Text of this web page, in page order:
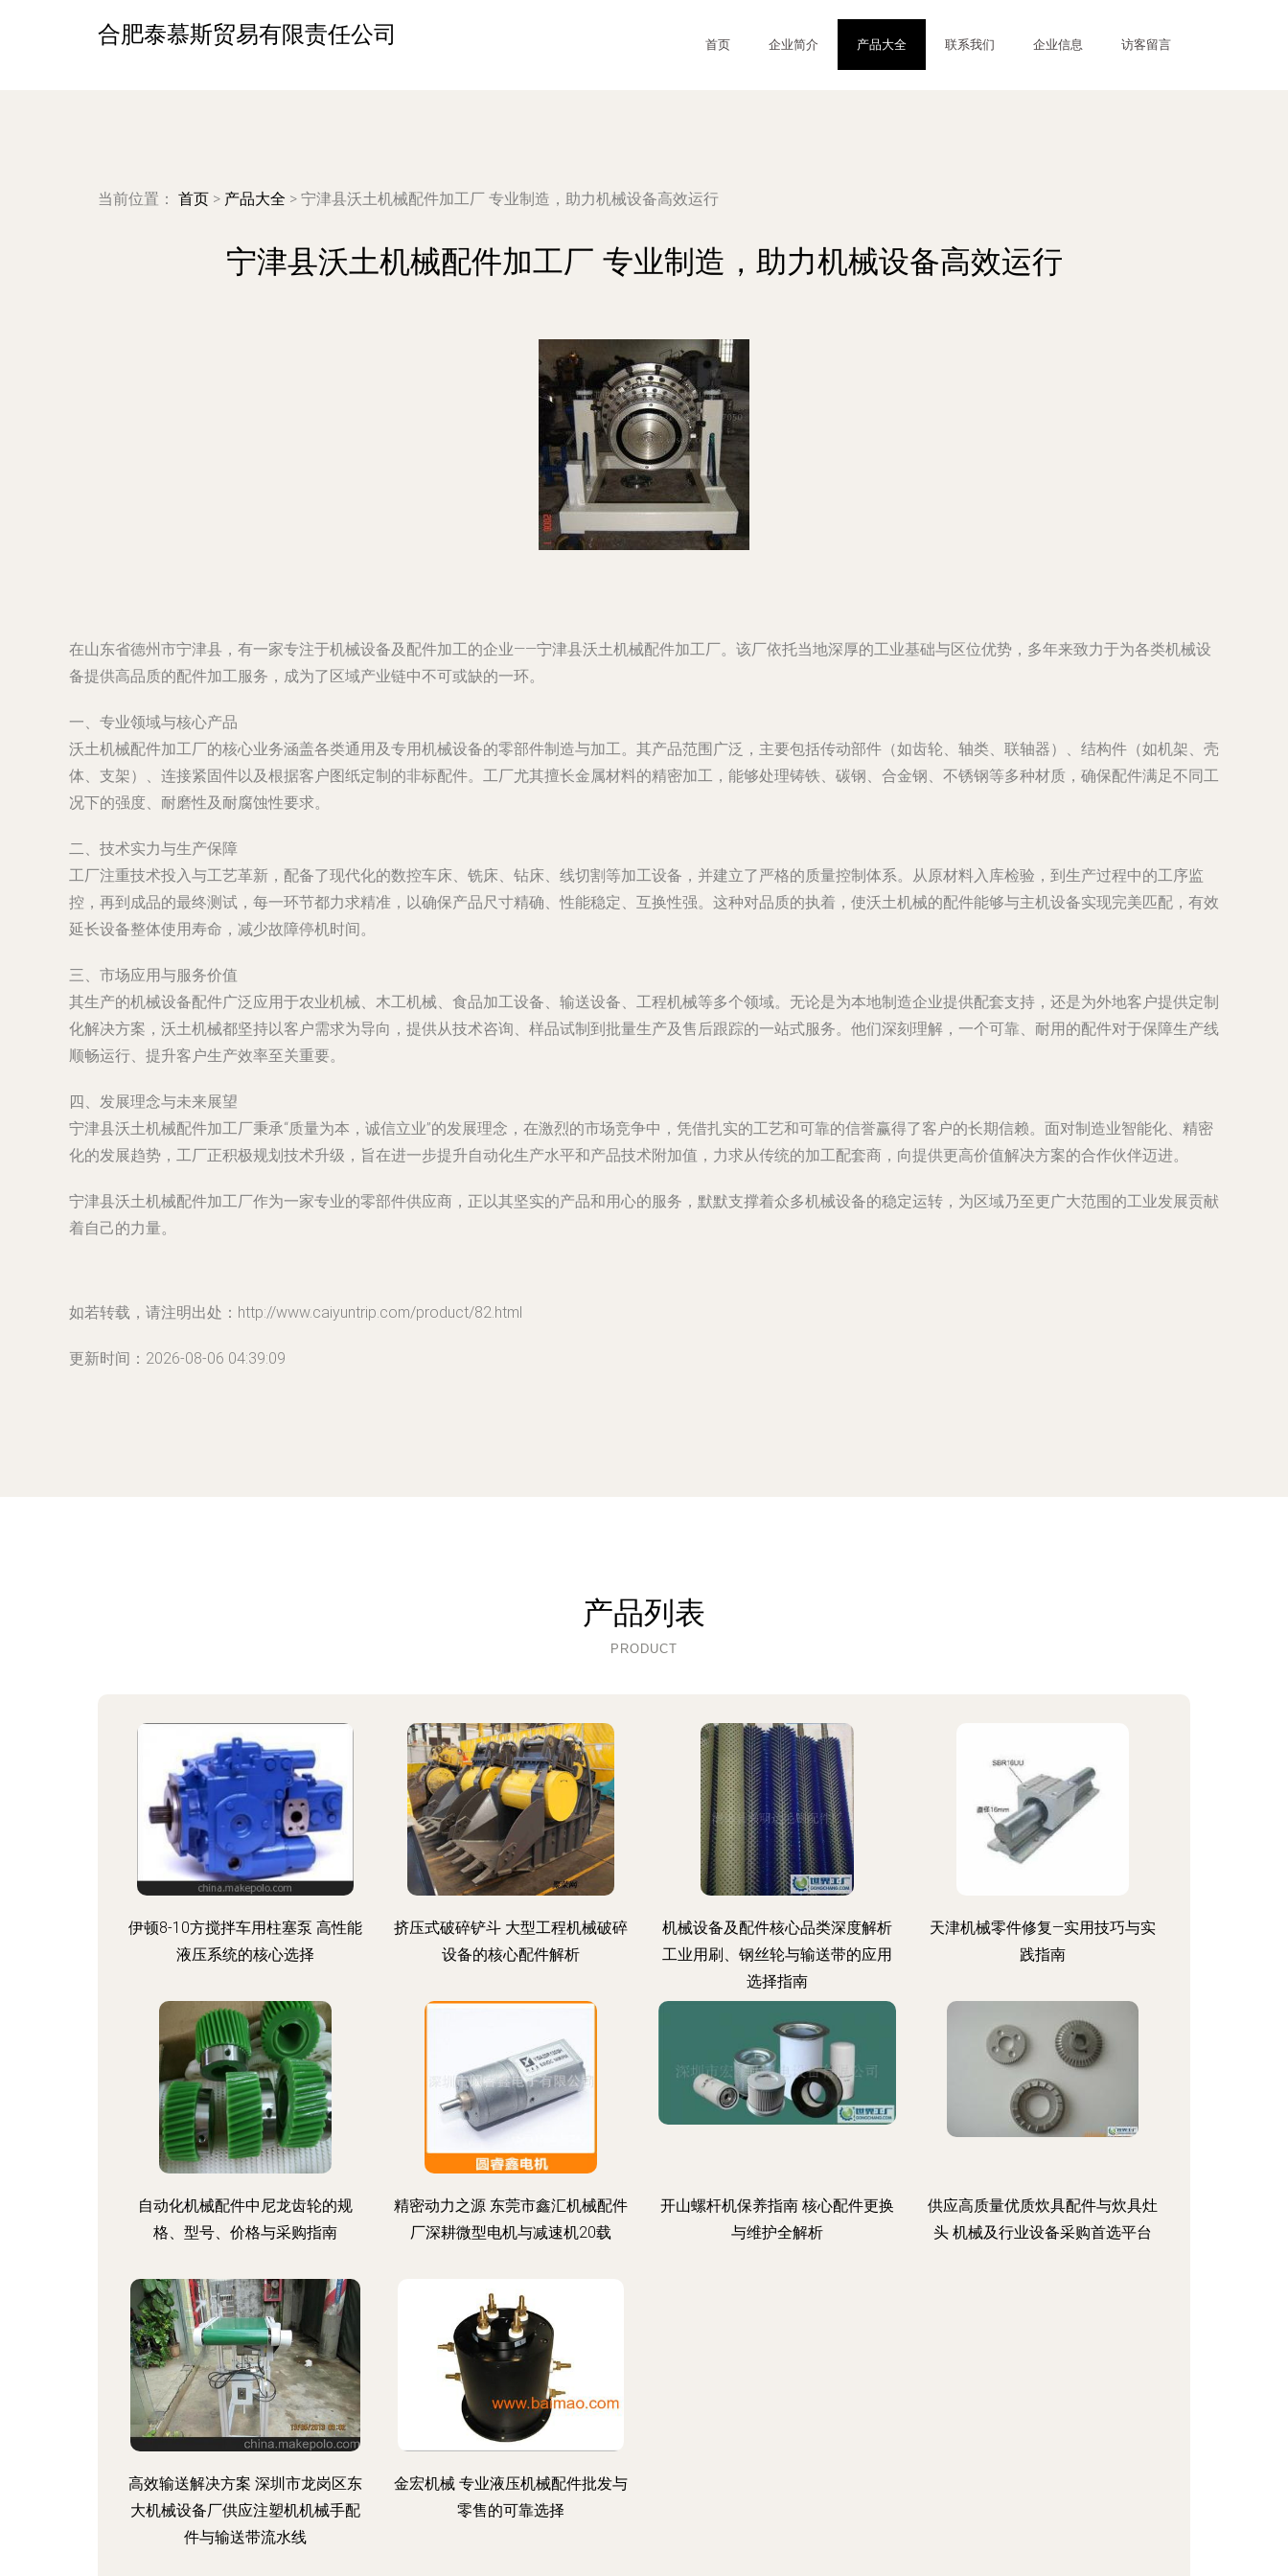
合肥泰慕斯贸易有限责任公司 首页 企业简介 产品大全 联系我们 企业信息 访客留言
当前位置： 首页 > 产品大全 > 宁津县沃土机械配件加工厂 专业制造，助力机械设备高效运行
宁津县沃土机械配件加工厂 专业制造，助力机械设备高效运行
在山东省德州市宁津县，有一家专注于机械设备及配件加工的企业——宁津县沃土机械配件加工厂。该厂依托当地深厚的工业基础与区位优势，多年来致力于为各类机械设
备提供高品质的配件加工服务，成为了区域产业链中不可或缺的一环。
一、专业领域与核心产品
沃土机械配件加工厂的核心业务涵盖各类通用及专用机械设备的零部件制造与加工。其产品范围广泛，主要包括传动部件（如齿轮、轴类、联轴器）、结构件（如机架、壳
体、支架）、连接紧固件以及根据客户图纸定制的非标配件。工厂尤其擅长金属材料的精密加工，能够处理铸铁、碳钢、合金钢、不锈钢等多种材质，确保配件满足不同工
况下的强度、耐磨性及耐腐蚀性要求。
二、技术实力与生产保障
工厂注重技术投入与工艺革新，配备了现代化的数控车床、铣床、钻床、线切割等加工设备，并建立了严格的质量控制体系。从原材料入库检验，到生产过程中的工序监
控，再到成品的最终测试，每一环节都力求精准，以确保产品尺寸精确、性能稳定、互换性强。这种对品质的执着，使沃土机械的配件能够与主机设备实现完美匹配，有效
延长设备整体使用寿命，减少故障停机时间。
三、市场应用与服务价值
其生产的机械设备配件广泛应用于农业机械、木工机械、食品加工设备、输送设备、工程机械等多个领域。无论是为本地制造企业提供配套支持，还是为外地客户提供定制
化解决方案，沃土机械都坚持以客户需求为导向，提供从技术咨询、样品试制到批量生产及售后跟踪的一站式服务。他们深刻理解，一个可靠、耐用的配件对于保障生产线
顺畅运行、提升客户生产效率至关重要。
四、发展理念与未来展望
宁津县沃土机械配件加工厂秉承“质量为本，诚信立业”的发展理念，在激烈的市场竞争中，凭借扎实的工艺和可靠的信誉赢得了客户的长期信赖。面对制造业智能化、精密
化的发展趋势，工厂正积极规划技术升级，旨在进一步提升自动化生产水平和产品技术附加值，力求从传统的加工配套商，向提供更高价值解决方案的合作伙伴迈进。
宁津县沃土机械配件加工厂作为一家专业的零部件供应商，正以其坚实的产品和用心的服务，默默支撑着众多机械设备的稳定运转，为区域乃至更广大范围的工业发展贡献
着自己的力量。
如若转载，请注明出处：http://www.caiyuntrip.com/product/82.html
更新时间：2026-08-06 04:39:09
产品列表
PRODUCT
伊顿8-10方搅拌车用柱塞泵 高性能
液压系统的核心选择
挤压式破碎铲斗 大型工程机械破碎
设备的核心配件解析
机械设备及配件核心品类深度解析
工业用刷、钢丝轮与输送带的应用
选择指南
天津机械零件修复—实用技巧与实
践指南
自动化机械配件中尼龙齿轮的规
格、型号、价格与采购指南
精密动力之源 东莞市鑫汇机械配件
厂深耕微型电机与减速机20载
开山螺杆机保养指南 核心配件更换
与维护全解析
供应高质量优质炊具配件与炊具灶
头 机械及行业设备采购首选平台
高效输送解决方案 深圳市龙岗区东
大机械设备厂供应注塑机机械手配
件与输送带流水线
金宏机械 专业液压机械配件批发与
零售的可靠选择